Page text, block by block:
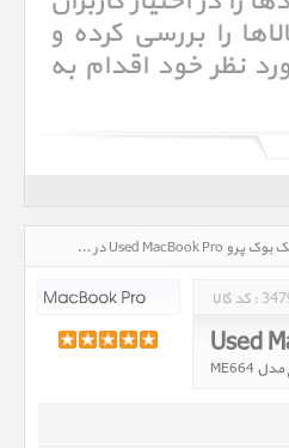
را بررسی کرده و
نظر خود اقدام به
دست دوم مک بوک پرو Used MacBook Pro، قیمت روز خرید و فروش و مشخصات فنی دست دوم مک بوک پرو Used MacBook Pro در تاریخ : 1405/05/18 - ساعت : 00:49
کد کالا :
Used